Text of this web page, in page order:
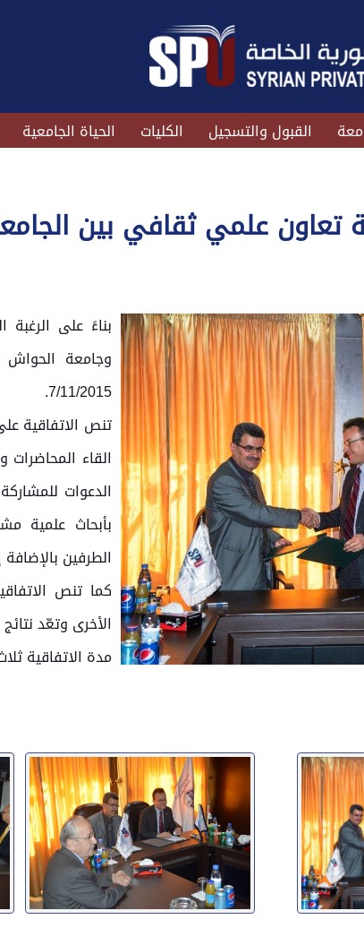
القبول والتسجيل الكليات الحياة الجامعية
تعاون علمي ثقافي بين
بناءً على
وجامعة الحواش
7/11/2015.
تنص الاتفاقية
القاء المحاضرات
الدعوات
بأبحاث علمية
الطرفين
كما تنص
الأخرى وتعّد
مدة الاتفاقية